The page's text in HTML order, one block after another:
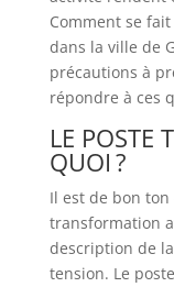
Comment se
dans la ville de
précautions à
répondre à ces
LE POSTE
QUOI ?
Il est de bon
transformation
description de
tension. Le